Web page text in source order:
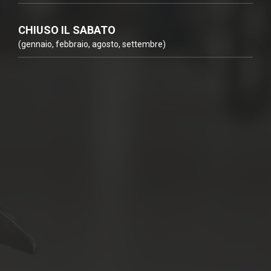
CHIUSO IL SABATO
(gennaio, febbraio, agosto, settembre)